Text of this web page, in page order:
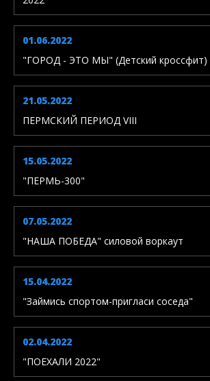
01.06.2022
"ГОРОД - ЭТО МЫ" (Детский кроссфит)
21.05.2022
ПЕРМСКИЙ ПЕРИОД VIII
15.05.2022
"ПЕРМЬ-300"
07.05.2022
"НАША ПОБЕДА" силовой воркаут
15.04.2022
"Займись спортом-пригласи соседа"
02.04.2022
"ПОЕХАЛИ 2022"